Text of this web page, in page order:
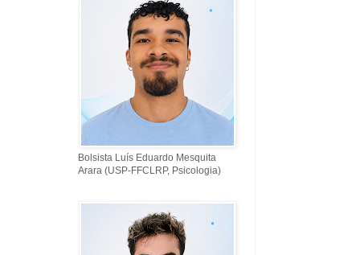
Bolsista Luís Eduardo Mesquita
Arara (USP-FFCLRP, Psicologia)